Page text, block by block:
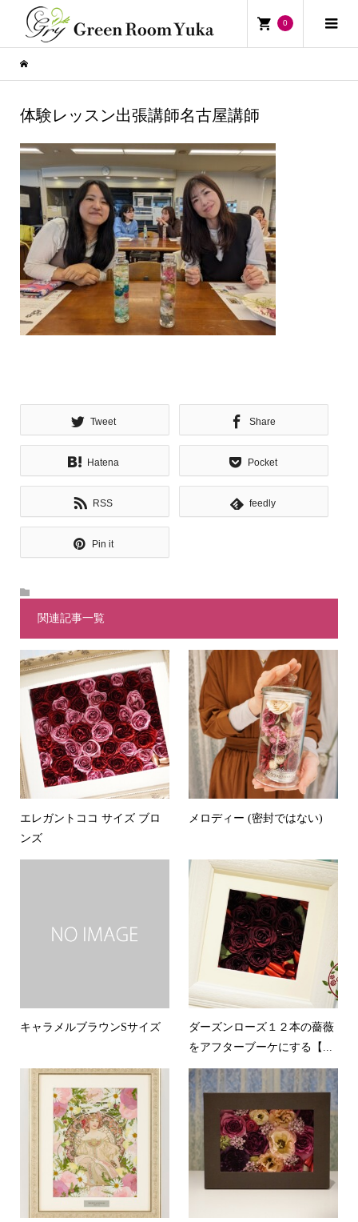
0
体験レッスン出張講師名古屋講師
Tweet Share
Hatena Pocket
RSS feedly
Pin it
関連記事一覧
エレガントココ サイズ ブロ
ンズ
メロディー (密封ではない)
キャラメルブラウンSサイズ
ダーズンローズ１２本の薔薇
をアフターブーケにする【...